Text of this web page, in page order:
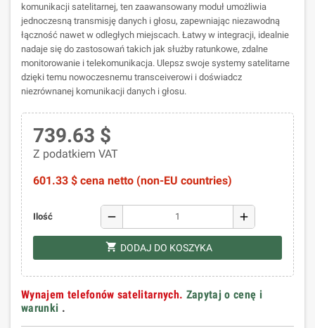
komunikacji satelitarnej, ten zaawansowany moduł umożliwia
jednoczesną transmisję danych i głosu, zapewniając niezawodną
łączność nawet w odległych miejscach. Łatwy w integracji, idealnie
nadaje się do zastosowań takich jak służby ratunkowe, zdalne
monitorowanie i telekomunikacja. Ulepsz swoje systemy satelitarne
dzięki temu nowoczesnemu transceiverowi i doświadcz
niezrównanej komunikacji danych i głosu.
739.63 $
Z podatkiem VAT
601.33 $ cena netto (non-EU countries)
Ilość remove add
shopping_cart DODAJ DO KOSZYKA
Wynajem telefonów satelitarnych. Zapytaj o cenę i
warunki .